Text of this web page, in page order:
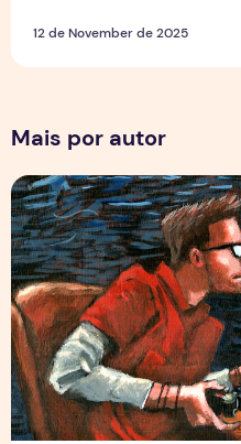
12 de November de 2025
Mais por autor
Por Trás dos Pixels